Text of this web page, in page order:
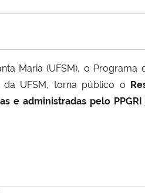
Maria (UFSM), o Programa
da UFSM, torna público o
e administradas pelo PPGRI